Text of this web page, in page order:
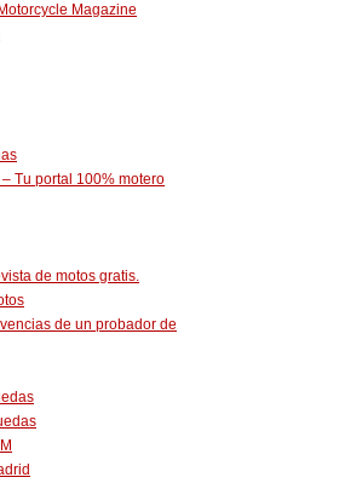
Magazine
Tu portal 100% motero
de motos gratis.
de un probador de